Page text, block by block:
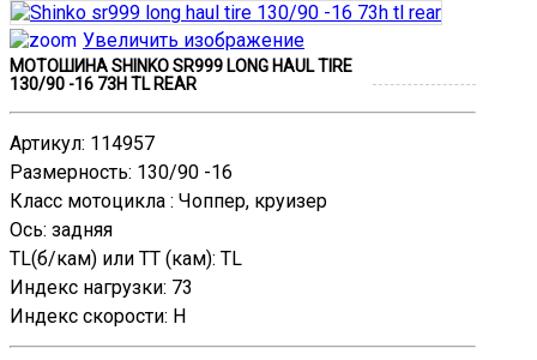
Увеличить изображение
МОТОШИНА SHINKO SR999 LONG HAUL TIRE
130/90 -16 73H TL REAR
Артикул: 114957
Размерность: 130/90 -16
Класс мотоцикла : Чоппер, круизер
Ось: задняя
TL(б/кам) или TT (кам): TL
Индекс нагрузки: 73
Индекс скорости: H